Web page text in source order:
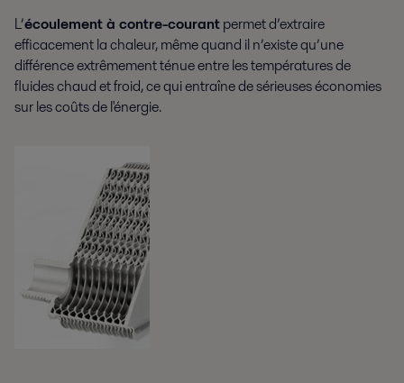
L’écoulement à contre-courantpermet d’extraire
efficacement la chaleur, même quand il n’existe qu’une
différence extrêmement ténue entre les températures de
fluides chaud et froid, ce qui entraîne de sérieuses économies
sur les coûts de l'énergie.